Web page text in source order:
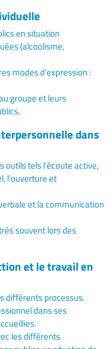
en situation
(alcoolisme,
modes d’expression :
groupe et leurs
dans
tels l’écoute active,
l’ouverture et
et la communication
souvent lors des
et le travail en
différents processus.
dans ses
les différents